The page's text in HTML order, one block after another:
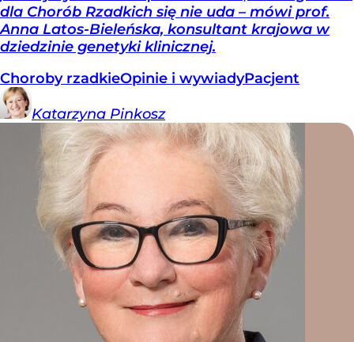
dla Chorób Rzadkich się nie uda – mówi prof.
Anna Latos-Bieleńska, konsultant krajowa w
dziedzinie genetyki klinicznej.
Choroby rzadkieOpinie i wywiadyPacjent
Katarzyna Pinkosz